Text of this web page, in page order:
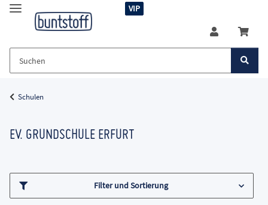
VIP
Schulen
EV. GRUNDSCHULE ERFURT
Filter und Sortierung